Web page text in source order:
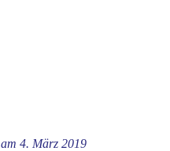
am 4. März 2019